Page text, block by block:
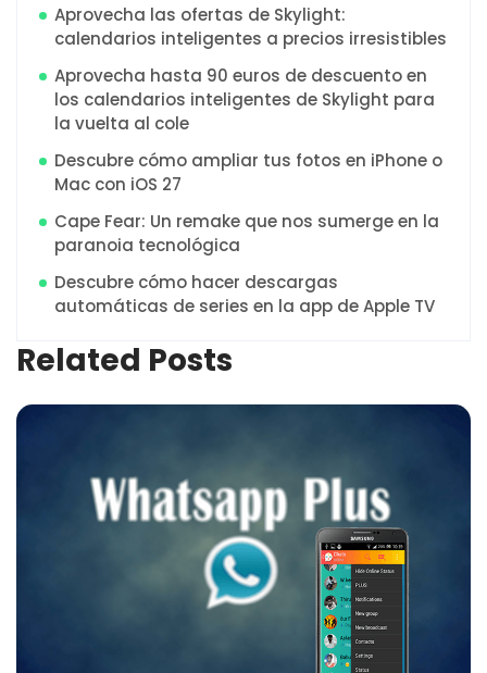
Aprovecha las ofertas de Skylight:
calendarios inteligentes a precios irresistibles
Aprovecha hasta 90 euros de descuento en
los calendarios inteligentes de Skylight para
la vuelta al cole
Descubre cómo ampliar tus fotos en iPhone o
Mac con iOS 27
Cape Fear: Un remake que nos sumerge en la
paranoia tecnológica
Descubre cómo hacer descargas
automáticas de series en la app de Apple TV
Related Posts